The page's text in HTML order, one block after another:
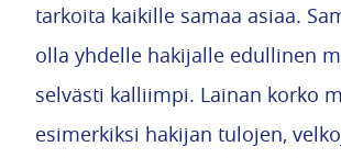
tarkoita kaikille samaa asiaa.
olla yhdelle hakijalle edullinen
selvästi kalliimpi. Lainan korko
esimerkiksi hakijan tulojen,